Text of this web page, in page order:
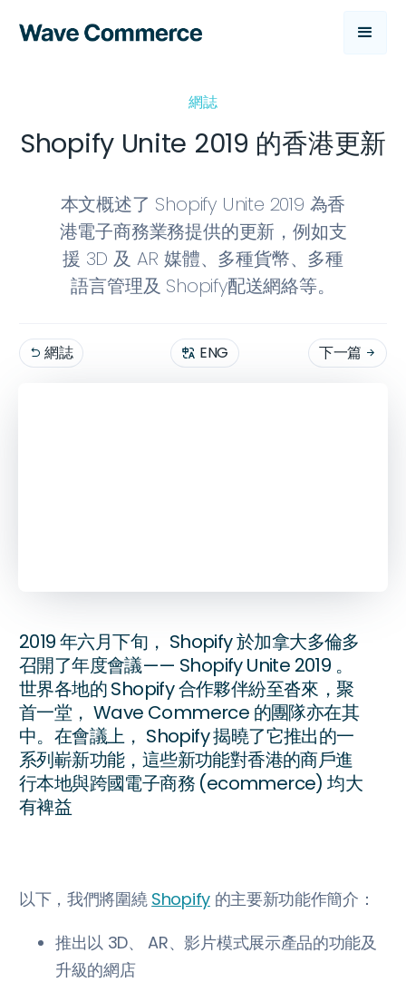
網誌
Shopify Unite 2019 的香港更新
本文概述了 Shopify Unite 2019 為香
港電子商務業務提供的更新，例如支
援 3D 及 AR 媒體、多種貨幣、多種
語言管理及 Shopify配送網絡等。
 網誌 ENG 下一篇 
2019 年六月下旬， Shopify 於加拿大多倫多
召開了年度會議—— Shopify Unite 2019 。
世界各地的 Shopify 合作夥伴紛至沓來，聚
首一堂， Wave Commerce 的團隊亦在其
中。在會議上， Shopify 揭曉了它推出的一
系列嶄新功能，這些新功能對香港的商戶進
行本地與跨國電子商務 (ecommerce) 均大
有裨益
以下，我們將圍繞 Shopify的主要新功能作簡介：
推出以 3D、 AR、影片模式展示產品的功能及
升級的網店